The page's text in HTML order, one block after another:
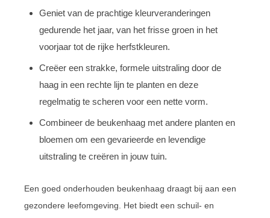
Geniet van de prachtige kleurveranderingen
gedurende het jaar, van het frisse groen in het
voorjaar tot de rijke herfstkleuren.
Creëer een strakke, formele uitstraling door de
haag in een rechte lijn te planten en deze
regelmatig te scheren voor een nette vorm.
Combineer de beukenhaag met andere planten en
bloemen om een gevarieerde en levendige
uitstraling te creëren in jouw tuin.
Een goed onderhouden beukenhaag draagt bij aan een
gezondere leefomgeving. Het biedt een schuil- en